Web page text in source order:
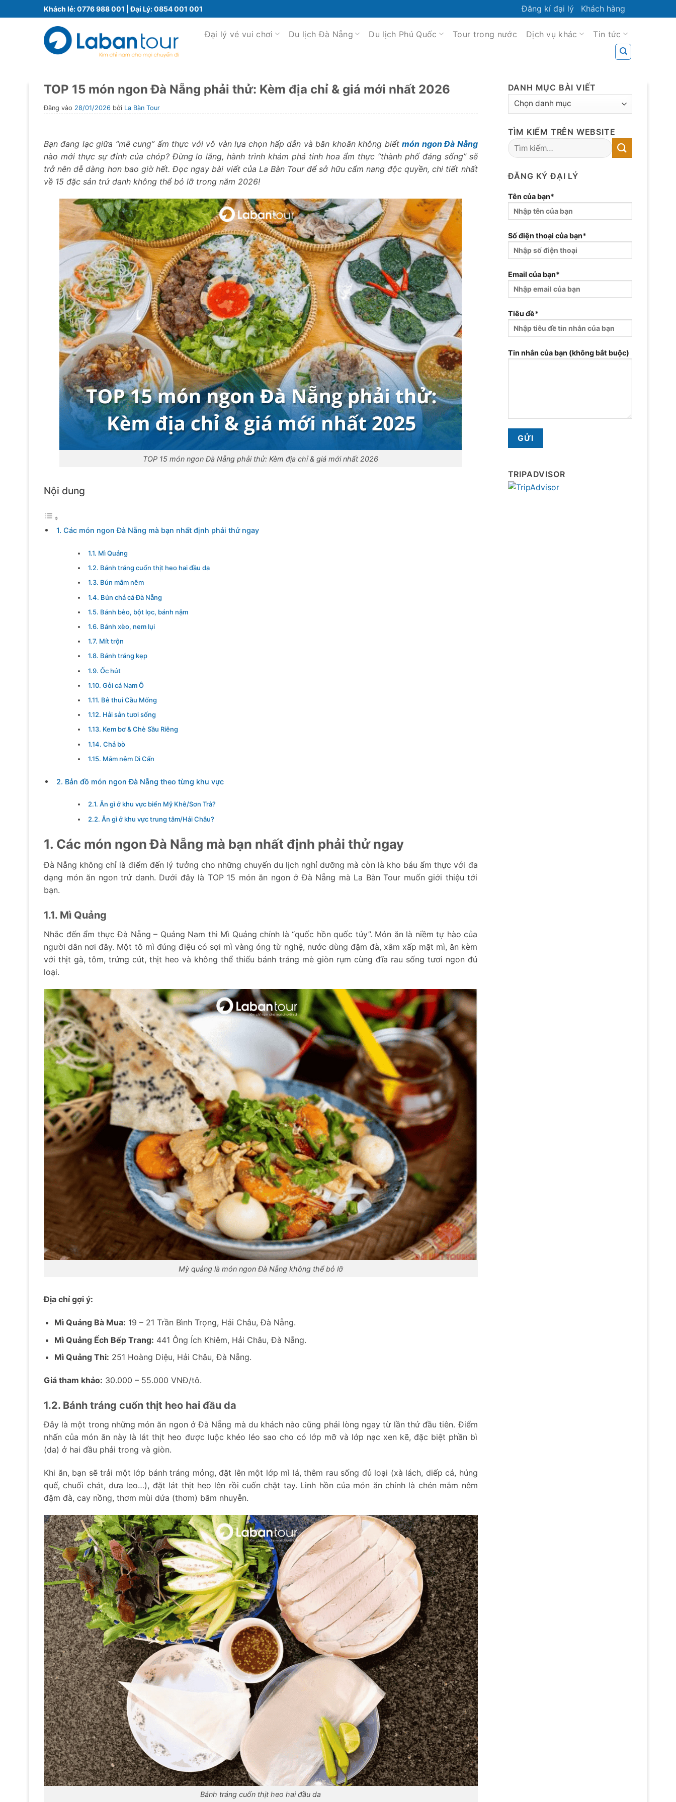
qua
Khách lẻ:0776 988 001 | Đại Lý:0854 001 001 Đăng kí đại lý Khách hàng
Đại lý vé vui chơi Du lịch Đà Nẵng Du lịch Phú Quốc Tour trong nước Dịch vụ khác Tin tức
TOP 15 món ngon Đà Nẵng phải thử: Kèm địa chỉ & giá mới nhất 2026
Đăng vào 28/01/2026 bởi La Bàn Tour
Bạn đang lạc giữa “mê cung” ẩm thực với vô vàn lựa chọn hấp dẫn và băn khoăn không biếtmón ngon Đà Nẵng
nào mới thực sự đỉnh của chóp? Đừng lo lắng, hành trình khám phá tinh hoa ẩm thực “thành phố đáng sống” sẽ
trở nên dễ dàng hơn bao giờ hết. Đọc ngay bài viết của La Bàn Tour để sở hữu cẩm nang độc quyền, chi tiết nhất
về 15 đặc sản trứ danh không thể bỏ lỡ trong năm 2026!
TOP 15 món ngon Đà Nẵng phải thử: Kèm địa chỉ & giá mới nhất 2026
Nội dung
1. Các món ngon Đà Nẵng mà bạn nhất định phải thử ngay
1.1. Mì Quảng
1.2. Bánh tráng cuốn thịt heo hai đầu da
1.3. Bún mắm nêm
1.4. Bún chả cá Đà Nẵng
1.5. Bánh bèo, bột lọc, bánh nậm
1.6. Bánh xèo, nem lụi
1.7. Mít trộn
1.8. Bánh tráng kẹp
1.9. Ốc hút
1.10. Gỏi cá Nam Ô
1.11. Bê thui Cầu Mống
1.12. Hải sản tươi sống
1.13. Kem bơ & Chè Sầu Riêng
1.14. Chả bò
1.15. Mắm nêm Dì Cẩn
2. Bản đồ món ngon Đà Nẵng theo từng khu vực
2.1. Ăn gì ở khu vực biển Mỹ Khê/Sơn Trà?
2.2. Ăn gì ở khu vực trung tâm/Hải Châu?
1. Các món ngon Đà Nẵng mà bạn nhất định phải thử ngay
Đà Nẵng không chỉ là điểm đến lý tưởng cho những chuyến du lịch nghỉ dưỡng mà còn là kho báu ẩm thực với đa
dạng món ăn ngon trứ danh. Dưới đây là TOP 15 món ăn ngon ở Đà Nẵng mà La Bàn Tour muốn giới thiệu tới
bạn.
1.1. Mì Quảng
Nhắc đến ẩm thực Đà Nẵng – Quảng Nam thì Mì Quảng chính là “quốc hồn quốc túy”. Món ăn là niềm tự hào của
người dân nơi đây. Một tô mì đúng điệu có sợi mì vàng óng từ nghệ, nước dùng đậm đà, xâm xấp mặt mì, ăn kèm
với thịt gà, tôm, trứng cút, thịt heo và không thể thiếu bánh tráng mè giòn rụm cùng đĩa rau sống tươi ngon đủ
loại.
Mỳ quảng là món ngon Đà Nẵng không thể bỏ lỡ
Địa chỉ gợi ý:
Mì Quảng Bà Mua: 19 – 21 Trần Bình Trọng, Hải Châu, Đà Nẵng.
Mì Quảng Ếch Bếp Trang: 441 Ông Ích Khiêm, Hải Châu, Đà Nẵng.
Mì Quảng Thi: 251 Hoàng Diệu, Hải Châu, Đà Nẵng.
Giá tham khảo: 30.000 – 55.000 VNĐ/tô.
1.2. Bánh tráng cuốn thịt heo hai đầu da
Đây là một trong những món ăn ngon ở Đà Nẵng mà du khách nào cũng phải lòng ngay từ lần thử đầu tiên. Điểm
nhấn của món ăn này là lát thịt heo được luộc khéo léo sao cho có lớp mỡ và lớp nạc xen kẽ, đặc biệt phần bì
(da) ở hai đầu phải trong và giòn.
Khi ăn, bạn sẽ trải một lớp bánh tráng mỏng, đặt lên một lớp mì lá, thêm rau sống đủ loại (xà lách, diếp cá, húng
quế, chuối chát, dưa leo…), đặt lát thịt heo lên rồi cuốn chặt tay. Linh hồn của món ăn chính là chén mắm nêm
đậm đà, cay nồng, thơm mùi dứa (thơm) băm nhuyễn.
Bánh tráng cuốn thịt heo hai đầu da
DANH MỤC BÀI VIẾT
DANH
VIẾT
TÌM KIẾM TRÊN WEBSITE
ĐĂNG KÝ ĐẠI LÝ
Tên của bạn*
Số điện thoại của bạn*
Email của bạn*
Tiêu đề*
Tin nhắn của bạn (không bắt buộc)
TRIPADVISOR